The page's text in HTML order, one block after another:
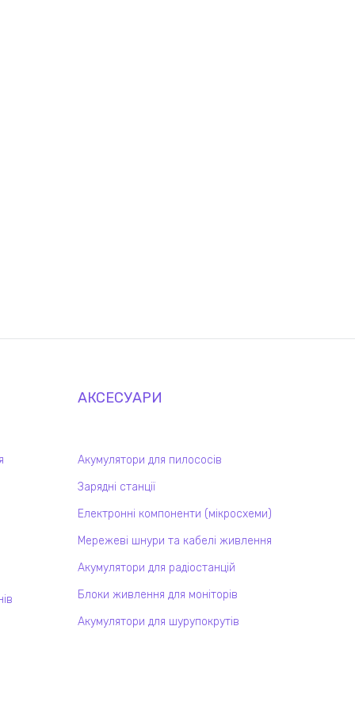
АКСЕСУАРИ
Акумулятори для пилососів
Зарядні станції
Електронні компоненти (мікросхеми)
Мережеві шнури та кабелі живлення
Акумулятори для радіостанцій
Блоки живлення для моніторів
Акумулятори для шурупокрутів